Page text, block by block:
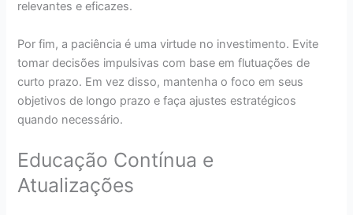
relevantes e eficazes.
Por fim, a paciência é uma virtude no investimento. Evite
tomar decisões impulsivas com base em flutuações de
curto prazo. Em vez disso, mantenha o foco em seus
objetivos de longo prazo e faça ajustes estratégicos
quando necessário.
Educação Contínua e
Atualizações